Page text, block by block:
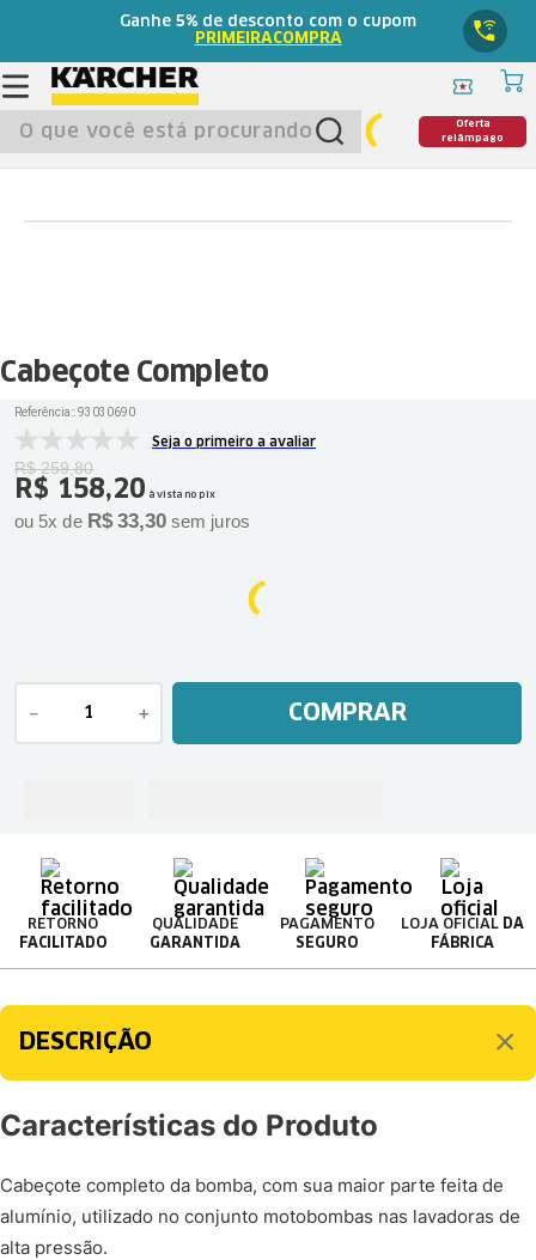
Ganhe 5% de desconto com o cupom
PRIMEIRACOMPRA
O que você está procurando?
Oferta
relâmpago
Cabeçote Completo
Referência::93030690
Seja o primeiro a avaliar
R$ 259,80
R$ 158,20 à vista no pix
ou 5x de R$ 33,30 sem juros
＋
－ COMPRAR
RETORNO
FACILITADO
QUALIDADE
GARANTIDA
PAGAMENTO
SEGURO
LOJA OFICIAL DA
FÁBRICA
DESCRIÇÃO
Características do Produto
Cabeçote completo da bomba, com sua maior parte feita de
alumínio, utilizado no conjunto motobombas nas lavadoras de
alta pressão.